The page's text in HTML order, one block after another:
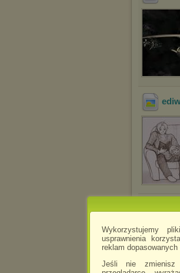
Wykorzystujemy
usprawnienia
reklam
Jeśli nie zmienisz